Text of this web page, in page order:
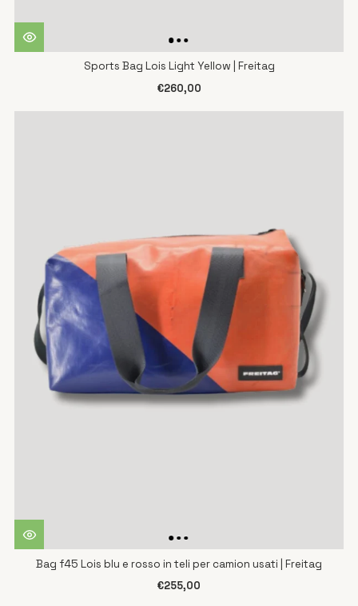
Sports Bag Lois Light Yellow | Freitag
€260,00
Bag f45 Lois blu e rosso in teli per camion usati | Freitag
€255,00